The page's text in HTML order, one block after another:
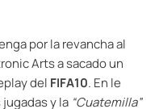
por la revancha al
Arts a sacado un
del FIFA10. En le
y la “Cuatemilla”